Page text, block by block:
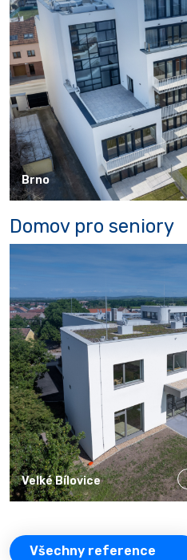
Brno
Domov pro seniory
Velké Bílovice
Všechny reference